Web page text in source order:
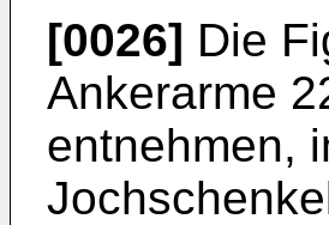
[0026] Die
Ankerarme
entnehmen,